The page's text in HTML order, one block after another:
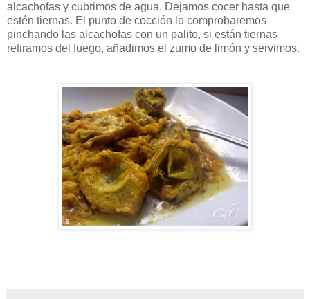
alcachofas y cubrimos de agua. Dejamos cocer hasta que
estén tiernas. El punto de cocción lo comprobaremos
pinchando las alcachofas con un palito, si están tiernas
retiramos del fuego, añadimos el zumo de limón y servimos.